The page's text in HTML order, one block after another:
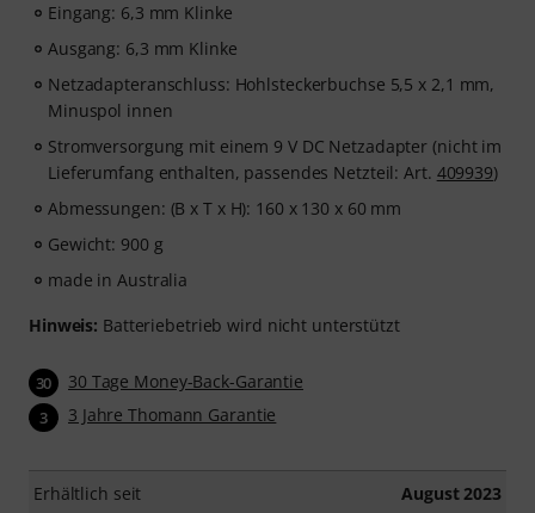
Eingang: 6,3 mm Klinke
Ausgang: 6,3 mm Klinke
Netzadapteranschluss: Hohlsteckerbuchse 5,5 x 2,1 mm,
Minuspol innen
Stromversorgung mit einem 9 V DC Netzadapter (nicht im
Lieferumfang enthalten, passendes Netzteil: Art. 409939)
Abmessungen: (B x T x H): 160 x 130 x 60 mm
Gewicht: 900 g
made in Australia
Hinweis: Batteriebetrieb wird nicht unterstützt
30 30 Tage Money-Back-Garantie
3 3 Jahre Thomann Garantie
Erhältlich seit August 2023